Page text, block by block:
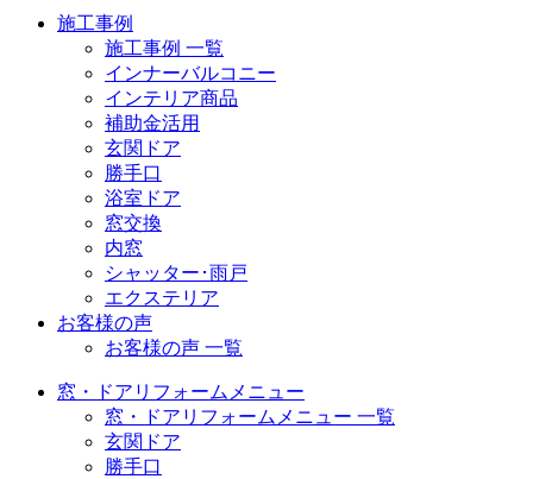
施工事例
施工事例 一覧
インナーバルコニー
インテリア商品
補助金活用
玄関ドア
勝手口
浴室ドア
窓交換
内窓
シャッター･雨戸
エクステリア
お客様の声
お客様の声 一覧
窓・ドアリフォームメニュー
窓・ドアリフォームメニュー 一覧
玄関ドア
勝手口